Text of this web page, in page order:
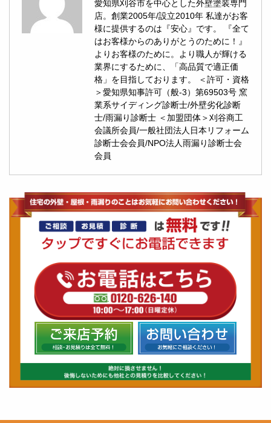
愛知県刈谷市を中心とした外壁塗装専門
店。創業2005年/設立2010年 私達がお客
様に提供するのは『安心』です。 『全て
はお客様からのありがとうのために！』
よりお客様のために。より職人が輝ける
業界にするために、「高品質で適正価
格」を目指しております。 ＜許可・資格
＞愛知県知事許可（般-3）第69503号 窯
業系サイディング診断士/外壁劣化診断
士/雨漏り診断士 ＜加盟団体＞刈谷商工
会議所会員/一般社団法人日本リフォーム
診断士会会員/NPO法人雨漏り診断士会
会員